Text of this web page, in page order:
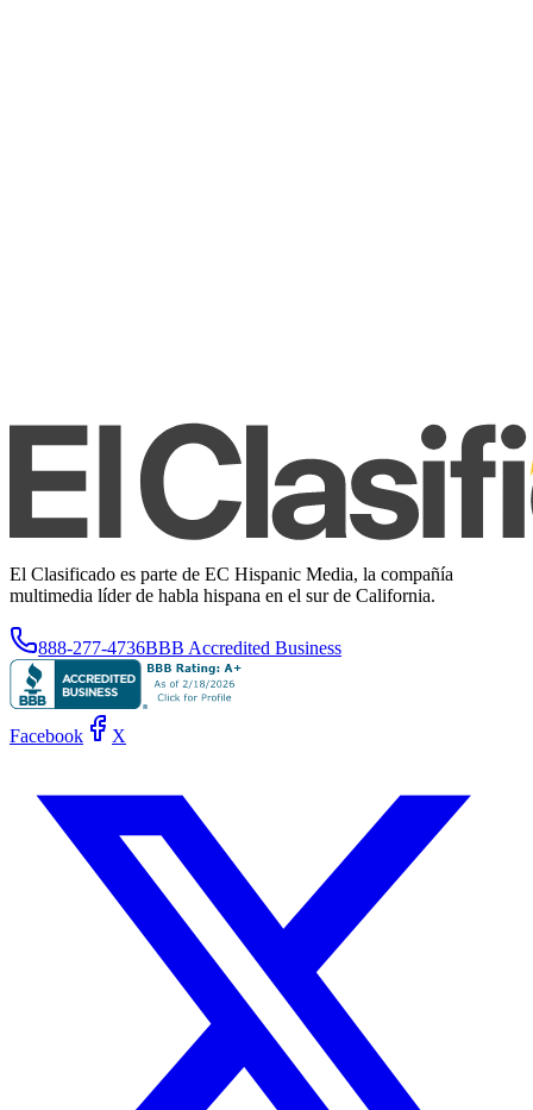
El Clasificado es parte de EC Hispanic Media, la compañía
multimedia líder de habla hispana en el sur de California.
888-277-4736BBB Accredited Business
Facebook X